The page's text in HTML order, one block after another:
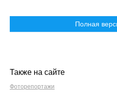
Полная
Также на сайте
Фоторепортажи